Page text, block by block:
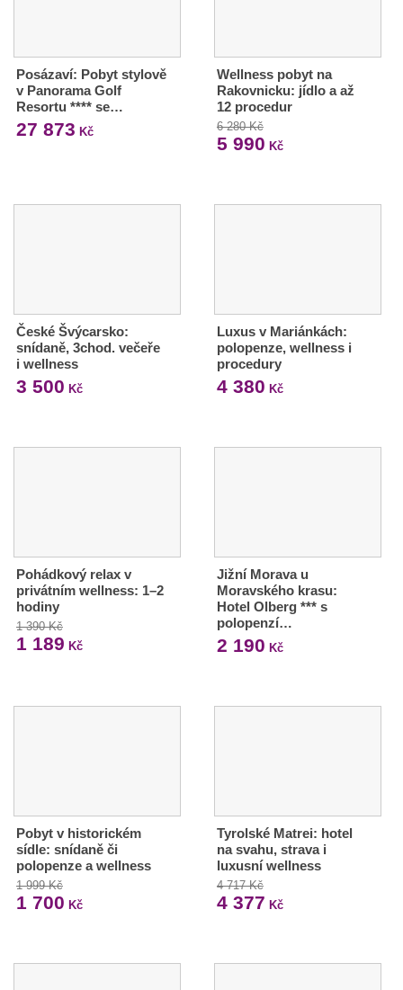
Posázaví: Pobyt stylově
v Panorama Golf
Resortu **** se…
27 873 Kč
Wellness pobyt na
Rakovnicku: jídlo a až
12 procedur
6 280 Kč
5 990 Kč
České Švýcarsko:
snídaně, 3chod. večeře
i wellness
3 500 Kč
Luxus v Mariánkách:
polopenze, wellness i
procedury
4 380 Kč
Pohádkový relax v
privátním wellness: 1–2
hodiny
1 390 Kč
1 189 Kč
Jižní Morava u
Moravského krasu:
Hotel Olberg *** s
polopenzí…
2 190 Kč
Pobyt v historickém
sídle: snídaně či
polopenze a wellness
1 999 Kč
1 700 Kč
Tyrolské Matrei: hotel
na svahu, strava i
luxusní wellness
4 717 Kč
4 377 Kč